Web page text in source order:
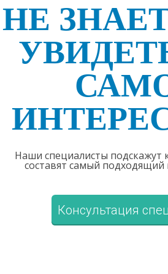
НЕ
Наши специалисты подскажут
составят самый подходящий
Консультация